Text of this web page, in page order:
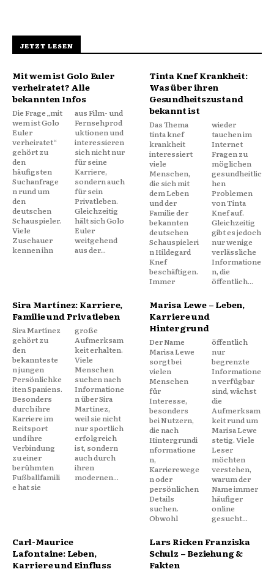
JETZT LESEN
Mit wem ist Golo Euler
verheiratet? Alle
bekannten Infos
Die Frage „mit
wem ist Golo
Euler
verheiratet“
gehört zu
den
häufigsten
Suchanfrage
n rund um
den
deutschen
Schauspieler.
Viele
Zuschauer
kennen ihn
aus Film- und
Fernsehprod
uktionen und
interessieren
sich nicht nur
für seine
Karriere,
sondern auch
für sein
Privatleben.
Gleichzeitig
hält sich Golo
Euler
weitgehend
aus der...
Tinta Knef Krankheit:
Was über ihren
Gesundheitszustand
bekannt ist
Das Thema
tinta knef
krankheit
interessiert
viele
Menschen,
die sich mit
dem Leben
und der
Familie der
bekannten
deutschen
Schauspieleri
n Hildegard
Knef
beschäftigen.
Immer
wieder
tauchen im
Internet
Fragen zu
möglichen
gesundheitlic
hen
Problemen
von Tinta
Knef auf.
Gleichzeitig
gibt es jedoch
nur wenige
verlässliche
Informatione
n, die
öffentlich...
Sira Martínez: Karriere,
Familie und Privatleben
Sira Martínez
gehört zu
den
bekannteste
n jungen
Persönlichke
iten Spaniens.
Besonders
durch ihre
Karriere im
Reitsport
und ihre
Verbindung
zu einer
berühmten
Fußballfamili
e hat sie
große
Aufmerksam
keit erhalten.
Viele
Menschen
suchen nach
Informatione
n über Sira
Martínez,
weil sie nicht
nur sportlich
erfolgreich
ist, sondern
auch durch
ihren
modernen...
Marisa Lewe – Leben,
Karriere und
Hintergrund
Der Name
Marisa Lewe
sorgt bei
vielen
Menschen
für
Interesse,
besonders
bei Nutzern,
die nach
Hintergrundi
nformatione
n,
Karrierewege
n oder
persönlichen
Details
suchen.
Obwohl
öffentlich
nur
begrenzte
Informatione
n verfügbar
sind, wächst
die
Aufmerksam
keit rund um
Marisa Lewe
stetig. Viele
Leser
möchten
verstehen,
warum der
Name immer
häufiger
online
gesucht...
Carl-Maurice
Lafontaine: Leben,
Karriere und Einfluss
Lars Ricken Franziska
Schulz – Beziehung &
Fakten